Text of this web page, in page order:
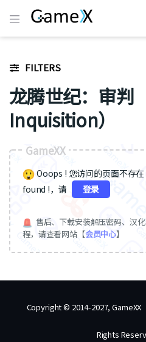
FILTERS
龙腾世纪：审判
Inquisition）
GameXX
Ooops ! 您访问的页面不存
found !，请
登录
售后、下载安装解压密码、汉
程，请查看网站【会员中心】
Copyright © 2014-2027, GameXX
Rights